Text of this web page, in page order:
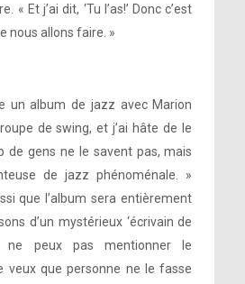
« Et j’ai dit, ‘Tu l’as!’ Donc c’est
nous allons faire. »
un album de jazz avec Marion
de swing, et j’ai hâte de le
de gens ne le savent pas, mais
de jazz phénoménale. »
que l’album sera entièrement
d’un mystérieux ‘écrivain de
ne peux pas mentionner le
veux que personne ne le fasse